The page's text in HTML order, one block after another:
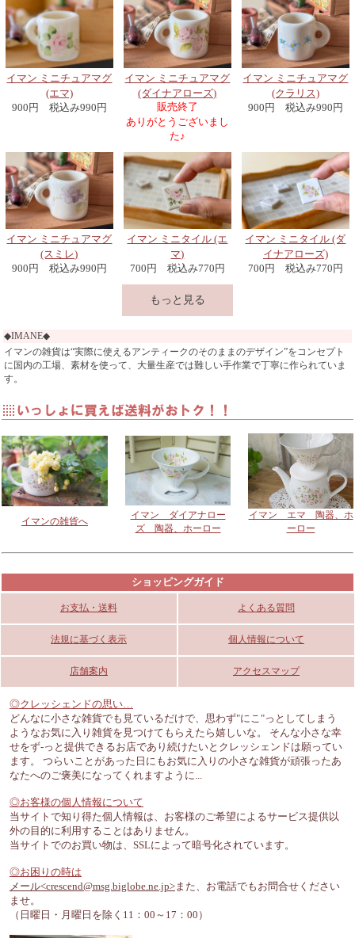
イマン ミニチュアマグ
(エマ)
900円 税込み990円
イマン ミニチュアマグ
(ダイナアローズ)
販売終了
ありがとうございまし
た♪
イマン ミニチュアマグ
(クラリス)
900円 税込み990円
イマン ミニチュアマグ
(スミレ)
900円 税込み990円
イマン ミニタイル (エ
マ)
700円 税込み770円
イマン ミニタイル (ダ
イナアローズ)
700円 税込み770円
もっと見る
イマン ミニタイル (ク
ラリス)
イマン ミニタイル (ス
ミレ)
爪やすり細目
販売終了
ありがとうございまし
た♪
750円 税込み825円
限定品につき在庫限り
り細目
750円 税込み825円
販売終了
ありがとうございまし
た♪
イマン ダイアナローズ
マグネット
820円 税込み902円
限定品につき在庫限り
イマン クラリス マグ
ネット
販売終了
ありがとうございまし
た♪
イマン スミレ マグネ
ット
販売終了
ありがとうございまし
イマン ビビアン マグ
販売終了
イマン ダイアナローズ
販売終了
イマン クラリス カラ
イマン クラリス 6角星
オーナメント
円
イマン スミレ 6角星オ
ーナメント
円
ビビアン
4,000円 税込み4,400
円
限定品につき在庫限り
4,000円 税込み4,400
円
◆IMANE◆
イマンの雑貨は“実際に使えるアンティークのそのままのデザイン”をコンセプト
に国内の工場、素材を使って、大量生産では難しい手作業で丁寧に作られていま
す。
イマンの雑貨へ
イマン ダイアナロー
ズ 陶器、ホーロー
イマン エマ 陶器、ホ
ーロー
ショッピングガイド
お支払・送料 よくある質問
法規に基づく表示 個人情報について
店舗案内 アクセスマップ
◎クレッシェンドの思い…
どんなに小さな雑貨でも見ているだけで、思わず"にこ"っとしてしまう
ようなお気に入り雑貨を見つけてもらえたら嬉しいな。 そんな小さな幸
せをず-っと提供できるお店であり続けたいとクレッシェンドは願ってい
ます。 つらいことがあった日にもお気に入りの小さな雑貨が頑張ったあ
なたへのご褒美になってくれますように...
◎お客様の個人情報について
当サイトで知り得た個人情報は、お客様のご希望によるサービス提供以
外の目的に利用することはありません。
当サイトでのお買い物は、SSLによって暗号化されています。
◎お困りの時は
メール<crescend@msg.biglobe.ne.jp> また、お電話でもお問合せください
ませ。
（日曜日・月曜日を除く11：00～17：00）